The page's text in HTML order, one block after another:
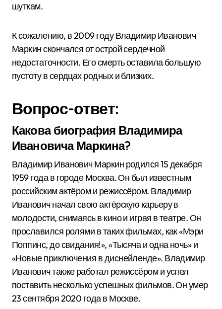
шуткам.
К сожалению, в 2009 году Владимир Иванович
Маркин скончался от острой сердечной
недостаточности. Его смерть оставила большую
пустоту в сердцах родных и близких.
Вопрос-ответ:
Какова биография Владимира
Ивановича Маркина?
Владимир Иванович Маркин родился 15 декабря
1959 года в городе Москва. Он был известным
российским актёром и режиссёром. Владимир
Иванович начал свою актёрскую карьеру в
молодости, снимаясь в кино и играя в театре. Он
прославился ролями в таких фильмах, как «Мэри
Поппинс, до свидания!», «Тысяча и одна ночь» и
«Новые приключения в диснейленде». Владимир
Иванович также работал режиссёром и успел
поставить несколько успешных фильмов. Он умер
23 сентября 2020 года в Москве.